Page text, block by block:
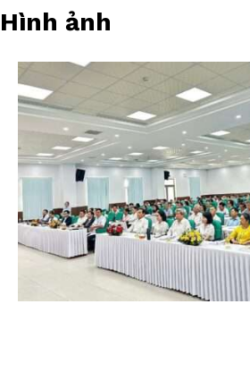
Hình ảnh